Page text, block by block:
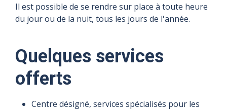
Il est possible de se rendre sur place à toute heure
du jour ou de la nuit, tous les jours de l'année.
Quelques services
offerts
Centre désigné, services spécialisés pour les